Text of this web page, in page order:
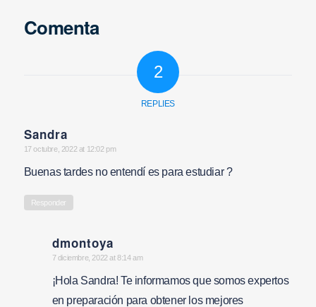
Comenta
2
REPLIES
Sandra
says:
17 octubre, 2022 at 12:02 pm
Buenas tardes no entendí es para estudiar ?
Responder
dmontoya
says:
7 diciembre, 2022 at 8:14 am
¡Hola Sandra! Te informamos que somos expertos
en preparación para obtener los mejores